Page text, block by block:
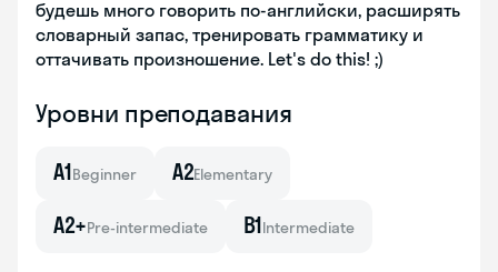
будешь много говорить по-английски, расширять
словарный запас, тренировать грамматику и
оттачивать произношение. Let's do this! ;)
Уровни преподавания
A1Beginner A2Elementary
A2+Pre-intermediate B1Intermediate